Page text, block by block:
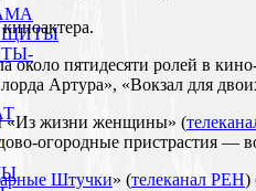
ЩИТЫ
около пятидесяти ролей в
Артура», «Вокзал для
«Из жизни женщины» (
огородные пристрастия —
Штучки» (телеканал РЕН)